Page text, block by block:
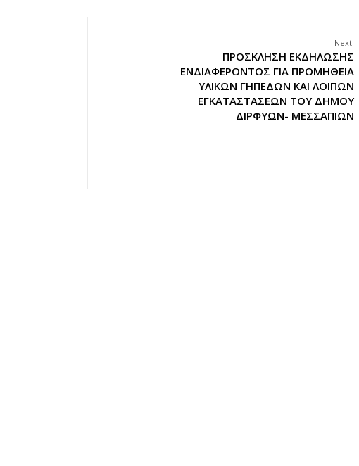
Next:
ΠΡΟΣΚΛΗΣΗ ΕΚΔΗΛΩΣΗΣ
ΕΝΔΙΑΦΕΡΟΝΤΟΣ ΓΙΑ ΠΡΟΜΗΘΕΙΑ
ΥΛΙΚΩΝ ΓΗΠΕΔΩΝ ΚΑΙ ΛΟΙΠΩΝ
ΕΓΚΑΤΑΣΤΑΣΕΩΝ ΤΟΥ ΔΗΜΟΥ
ΔΙΡΦΥΩΝ- ΜΕΣΣΑΠΙΩΝ